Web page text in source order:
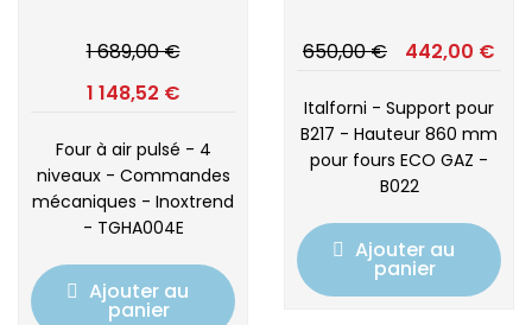
1 689,00 €
1 148,52 €
Four à air pulsé - 4
niveaux - Commandes
mécaniques - Inoxtrend
- TGHA004E
Ajouter au
panier
650,00 € 442,00 €
Italforni - Support pour
B217 - Hauteur 860 mm
pour fours ECO GAZ -
B022
Ajouter au
panier